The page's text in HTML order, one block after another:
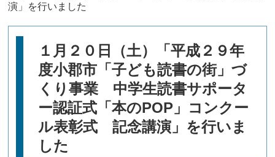
演」を行いました
１月２０日（土）「平成２９年
度小郡市「子ども読書の街」づ
くり事業 中学生読書サポータ
ー認証式「本のPOP」コンクー
ル表彰式 記念講演」を行いま
した